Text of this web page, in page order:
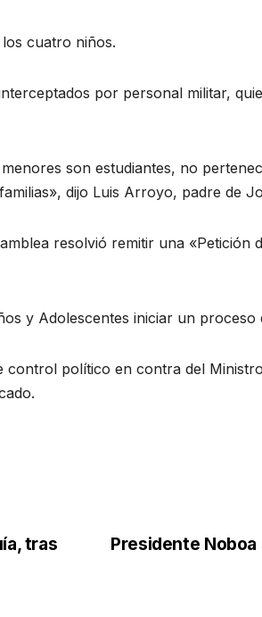
cuatro niños.
por personal militar,
son estudiantes, no
dijo Luis Arroyo, padre de
resolvió remitir una «Petición
y Adolescentes iniciar un
control político en contra del
Presidente
tras